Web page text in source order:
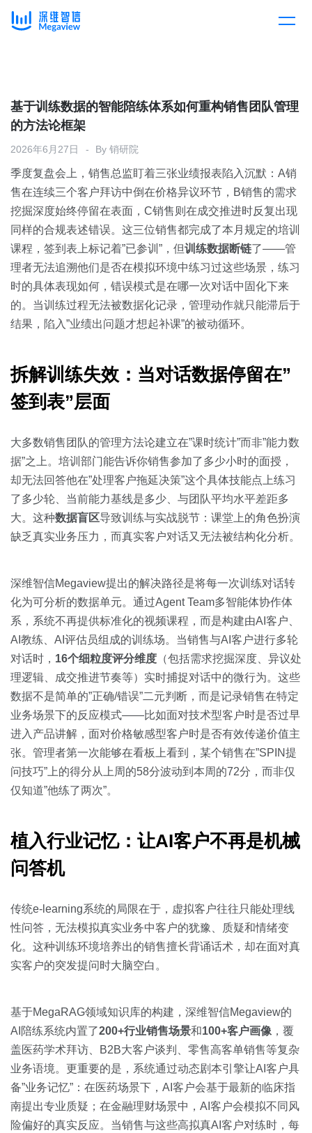
产品总览
产品集成
下载客户端
解决方案
按行业
企业服务
消费医疗
教育
汽车
房地产
按角色
销售人员
销售管理
按业务场景
培训辅导
客户案例
开放平台
定价
资源中心
资源中心
白皮书
关于我们
预约演示
基于训练数据的智能陪练体系如何重构销售团队管理
的方法论框架
2026年6月27日 By 销研院
季度复盘会上，销售总监盯着三张业绩报表陷入沉默：A销
售在连续三个客户拜访中倒在价格异议环节，B销售的需求
挖掘深度始终停留在表面，C销售则在成交推进时反复出现
同样的合规表述错误。这三位销售都完成了本月规定的培训
课程，签到表上标记着”已参训”，但训练数据断链了——管
理者无法追溯他们是否在模拟环境中练习过这些场景，练习
时的具体表现如何，错误模式是在哪一次对话中固化下来
的。当训练过程无法被数据化记录，管理动作就只能滞后于
结果，陷入”业绩出问题才想起补课”的被动循环。
拆解训练失效：当对话数据停留在”
签到表”层面
大多数销售团队的管理方法论建立在”课时统计”而非”能力数
据”之上。培训部门能告诉你销售参加了多少小时的面授，
却无法回答他在”处理客户拖延决策”这个具体技能点上练习
了多少轮、当前能力基线是多少、与团队平均水平差距多
大。这种数据盲区导致训练与实战脱节：课堂上的角色扮演
缺乏真实业务压力，而真实客户对话又无法被结构化分析。
深维智信Megaview提出的解决路径是将每一次训练对话转
化为可分析的数据单元。通过Agent Team多智能体协作体
系，系统不再提供标准化的视频课程，而是构建由AI客户、
AI教练、AI评估员组成的训练场。当销售与AI客户进行多轮
对话时， 16个细粒度评分维度 （包括需求挖掘深度、异议处
理逻辑、成交推进节奏等）实时捕捉对话中的微行为。这些
数据不是简单的”正确/错误”二元判断，而是记录销售在特定
业务场景下的反应模式——比如面对技术型客户时是否过早
进入产品讲解，面对价格敏感型客户时是否有效传递价值主
张。管理者第一次能够在看板上看到，某个销售在”SPIN提
问技巧”上的得分从上周的58分波动到本周的72分，而非仅
仅知道”他练了两次”。
植入行业记忆：让AI客户不再是机械
问答机
传统e-learning系统的局限在于，虚拟客户往往只能处理线
性问答，无法模拟真实业务中客户的犹豫、质疑和情绪变
化。这种训练环境培养出的销售擅长背诵话术，却在面对真
实客户的突发提问时大脑空白。
基于MegaRAG领域知识库的构建，深维智信Megaview的
AI陪练系统内置了200+行业销售场景和100+客户画像 ，覆
盖医药学术拜访、B2B大客户谈判、零售高客单销售等复杂
业务语境。更重要的是，系统通过动态剧本引擎让AI客户具
备”业务记忆”：在医药场景下，AI客户会基于最新的临床指
南提出专业质疑；在金融理财场景中，AI客户会模拟不同风
险偏好的真实反应。当销售与这些高拟真AI客户对练时，每